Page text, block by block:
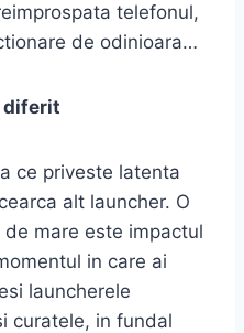
telefonul,
de odinioara…
diferit
ce priveste latenta
alt launcher. O
mare este impactul
in care ai
launcherele
curatele, in fundal